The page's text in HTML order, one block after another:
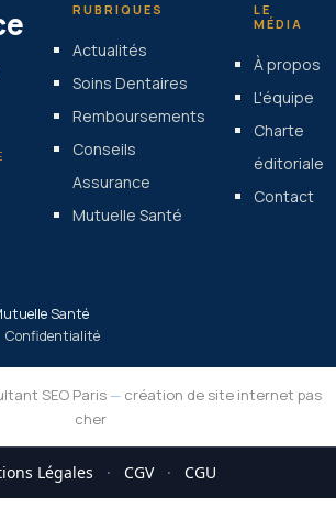
RUBRIQUES
Actualités
Soins Dentaires
Remboursements
Conseils
Assurance
Mutuelle Santé
LE
MÉDIA
À propos
L'équipe
Charte
éditoriale
Contact
Santé
Confidentialité
SEO Paris — création de site internet pas
cher
Légales · CGV · CGU